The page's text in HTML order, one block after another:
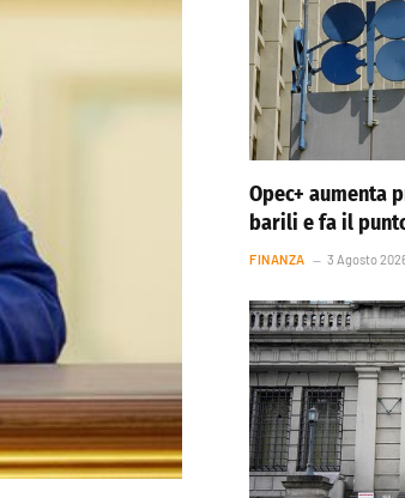
Opec+ aumenta
barili e fa il
FINANZA 3 Agosto